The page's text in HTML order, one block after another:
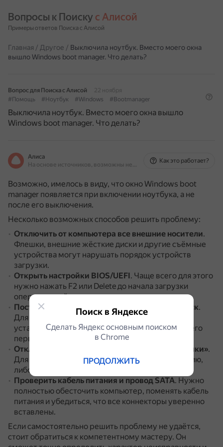
Вопросы к Поиску с Алисой
Примеры ответов Поиска с Алисой
Главная / Другое / Выключила ноутбук. Вместо моего окна
вышло Windows boot manager. Что делать?
Вопрос для Поиска с Алисой
22 ноября
#Помощь
#Ноутбук #Windows #Bootmanager
Выключила ноутбук. Вместо моего окна вышло
Windows boot manager. Что делать?
Алиса
На основе источников, возможны неточности
Как это работает?
Возможно, имелось в виду, что окно Windows boot
manager появляется при включении ноутбука, а не
после его выключения.
Несколько возможных способов решить проблему:
Отключить от компьютера все внешние носители.
Флешки, внешние жёсткие диски и другие съёмные
устройства могут нарушать порядок устройств
загрузки.
Открыть настройки BIOS/UEFI. Чаще всего для этого
нужно нажать F2 или Delete до начала загрузки
операционной системы.
Поставить приоритет загрузки на жёсткий диск.
Для этого нужно найти свой жёсткий диск, куда
установлена операционная система, и выбрать его
первым.
Отключить функцию «Всегда грузиться с флешки».
Для этого нужно либо отключить данную функцию,
либо поменять приоритет запуска.
Проверить кабель питания и провод SATA. Нужно
полностью обесточить компьютер, поменять кабель
питания и убедиться, что все коннекторы уверенно
вставлены.
Если самостоятельно решить проблему не удаётся,
стоит обратиться к компетентному мастеру. Он
Поиск в Яндексе
Сделать Яндекс основным поиском
в Сhrome
ПРОДОЛЖИТЬ